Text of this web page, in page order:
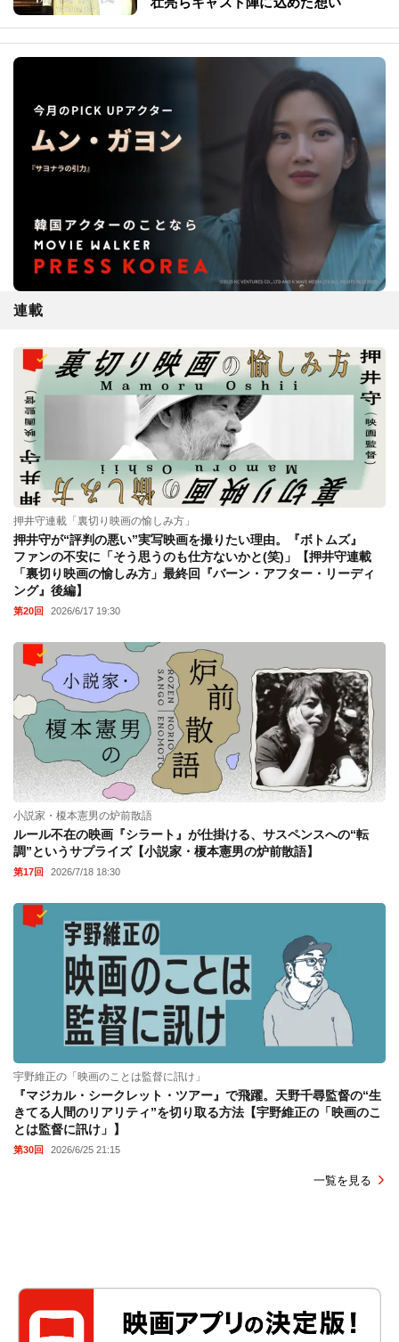
連載
押井守連載「裏切り映画の愉しみ方」
押井守が“評判の悪い”実写映画を撮りたい理由。『ボトムズ』
ファンの不安に「そう思うのも仕方ないかと(笑)」【押井守連載
「裏切り映画の愉しみ方」最終回『バーン・アフター・リーディ
ング』後編】
第20回 2026/6/17 19:30
小説家・榎本憲男の炉前散語
ルール不在の映画『シラート』が仕掛ける、サスペンスへの“転
調”というサプライズ【小説家・榎本憲男の炉前散語】
第17回 2026/7/18 18:30
宇野維正の「映画のことは監督に訊け」
『マジカル・シークレット・ツアー』で飛躍。天野千尋監督の“生
きてる人間のリアリティ”を切り取る方法【宇野維正の「映画のこ
とは監督に訊け」】
第30回 2026/6/25 21:15
一覧を見る